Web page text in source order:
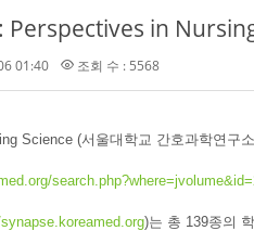
Perspectives in
01:40 조회 수 : 5568
Science (서울대학교 간호과학연구
)는 총 139종의